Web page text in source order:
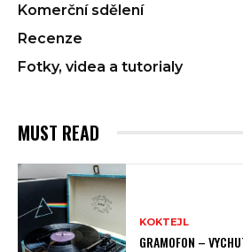
Komerční sdělení
Recenze
Fotky, videa a tutorialy
MUST READ
KOKTEJL
GRAMOFON –